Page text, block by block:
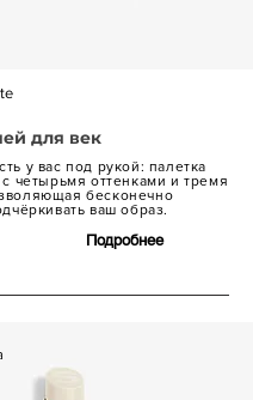
для век
у вас под рукой: палетка
четырьмя оттенками и тремя
бесконечно
ваш образ.
Подробнее